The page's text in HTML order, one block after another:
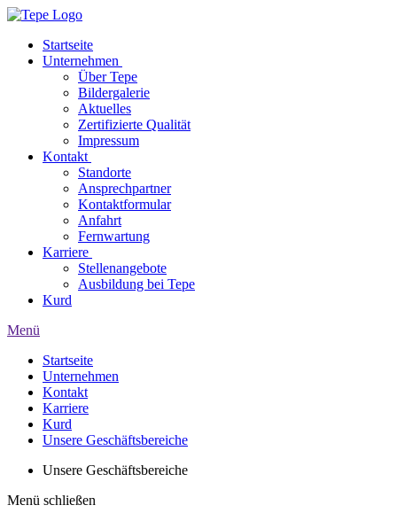
Startseite
Unternehmen
Über Tepe
Bildergalerie
Aktuelles
Zertifizierte Qualität
Impressum
Kontakt
Standorte
Ansprechpartner
Kontaktformular
Anfahrt
Fernwartung
Karriere
Stellenangebote
Ausbildung bei Tepe
Kurd
Menü
Startseite
Unternehmen
Kontakt
Karriere
Kurd
Unsere Geschäftsbereiche
Unsere Geschäftsbereiche
Menü schließen